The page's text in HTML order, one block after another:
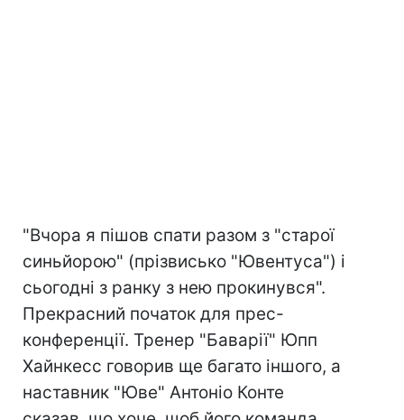
"Вчора я пішов спати разом з "старої
синьйорою" (прізвисько "Ювентуса") і
сьогодні з ранку з нею прокинувся".
Прекрасний початок для прес-
конференції. Тренер "Баварії" Юпп
Хайнкесс говорив ще багато іншого, а
наставник "Юве" Антоніо Конте